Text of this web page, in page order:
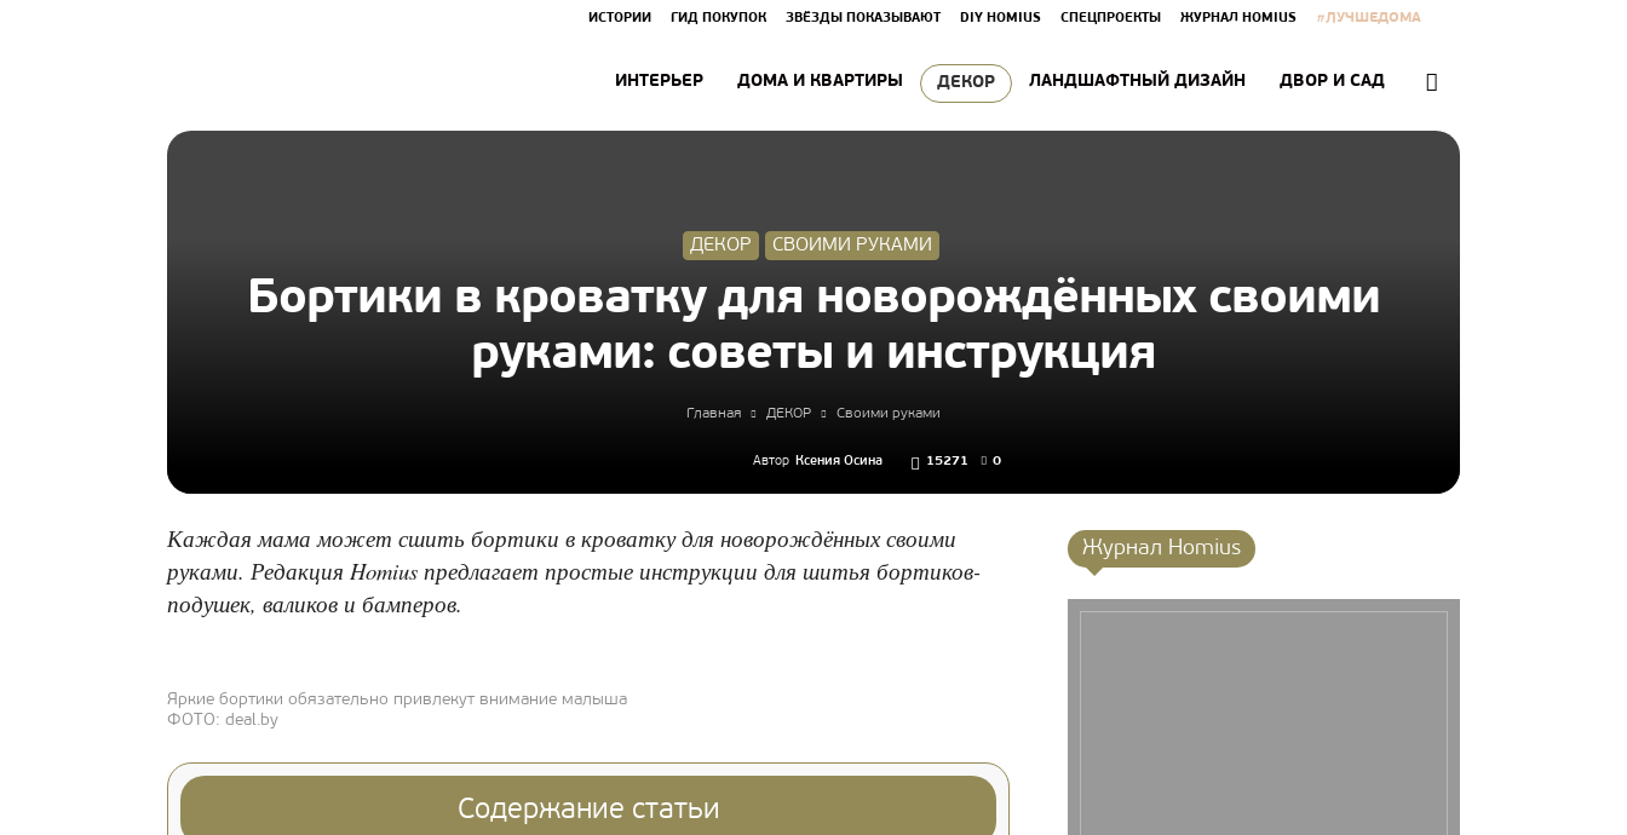
ИСТОРИИ ГИД ПОКУПОК ЗВЁЗДЫ ПОКАЗЫВАЮТ DIY HOMIUS СПЕЦПРОЕКТЫ ЖУРНАЛ HOMIUS #ЛУЧШЕДОМА
ИНТЕРЬЕР ДОМА И КВАРТИРЫ ДЕКОР ЛАНДШАФТНЫЙ ДИЗАЙН ДВОР И САД
ДЕКОР СВОИМИ РУКАМИ
Бортики в кроватку для новорождённых своими
руками: советы и инструкция
Главная ДЕКОР Своими руками
Автор Ксения Осина 15271 0
Каждая мама может сшить бортики в кроватку для новорождённых своими
руками. Редакция Homius предлагает простые инструкции для шитья бортиков-
подушек, валиков и бамперов.
Яркие бортики обязательно привлекут внимание малыша
ФОТО: deal.by
Содержание статьи
Журнал Homius